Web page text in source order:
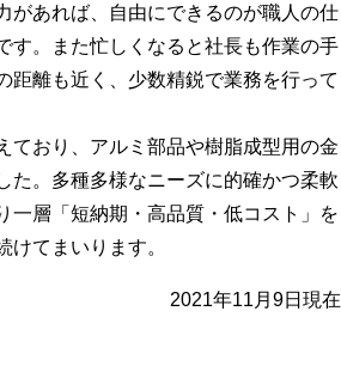
があれば、自由にできるのが職人の仕
す。また忙しくなると社長も作業の手
距離も近く、少数精鋭で業務を行って
ており、アルミ部品や樹脂成型用の金
た。多種多様なニーズに的確かつ柔軟
一層「短納期・高品質・低コスト」を
けてまいります。
2021年11月9日現在